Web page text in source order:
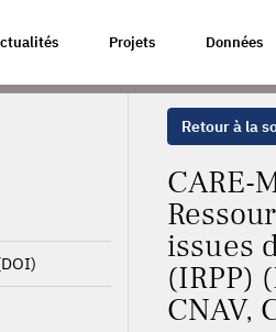
Projets Données
Retour à la
CARE-
issues
(IRPP)
CNAV,